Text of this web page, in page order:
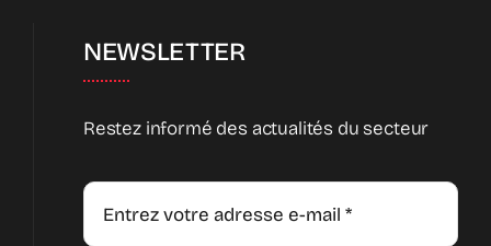
NEWSLETTER
Restez informé des actualités du secteur